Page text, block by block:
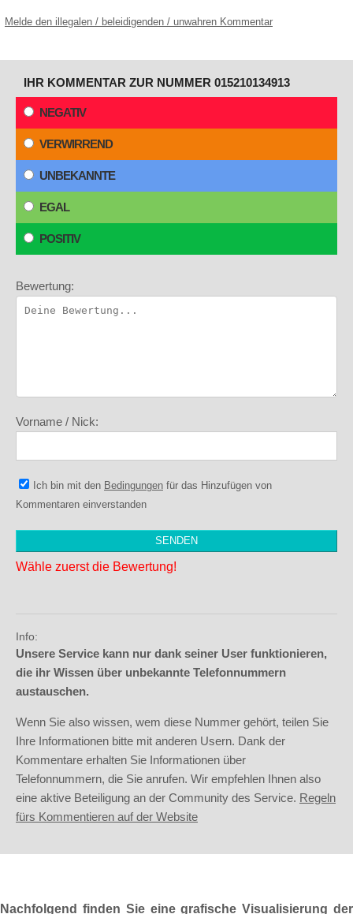
Melde den illegalen / beleidigenden / unwahren Kommentar
IHR KOMMENTAR ZUR NUMMER 015210134913
NEGATIV
VERWIRREND
UNBEKANNTE
EGAL
POSITIV
Bewertung:
Vorname / Nick:
Ich bin mit den Bedingungen für das Hinzufügen von
Kommentaren einverstanden
Wähle zuerst die Bewertung!
Info:
Unsere Service kann nur dank seiner User funktionieren,
die ihr Wissen über unbekannte Telefonnummern
austauschen.
Wenn Sie also wissen, wem diese Nummer gehört, teilen Sie
Ihre Informationen bitte mit anderen Usern. Dank der
Kommentare erhalten Sie Informationen über
Telefonnummern, die Sie anrufen. Wir empfehlen Ihnen also
eine aktive Beteiligung an der Community des Service. Regeln
fürs Kommentieren auf der Website
Nachfolgend finden Sie eine grafische Visualisierung der